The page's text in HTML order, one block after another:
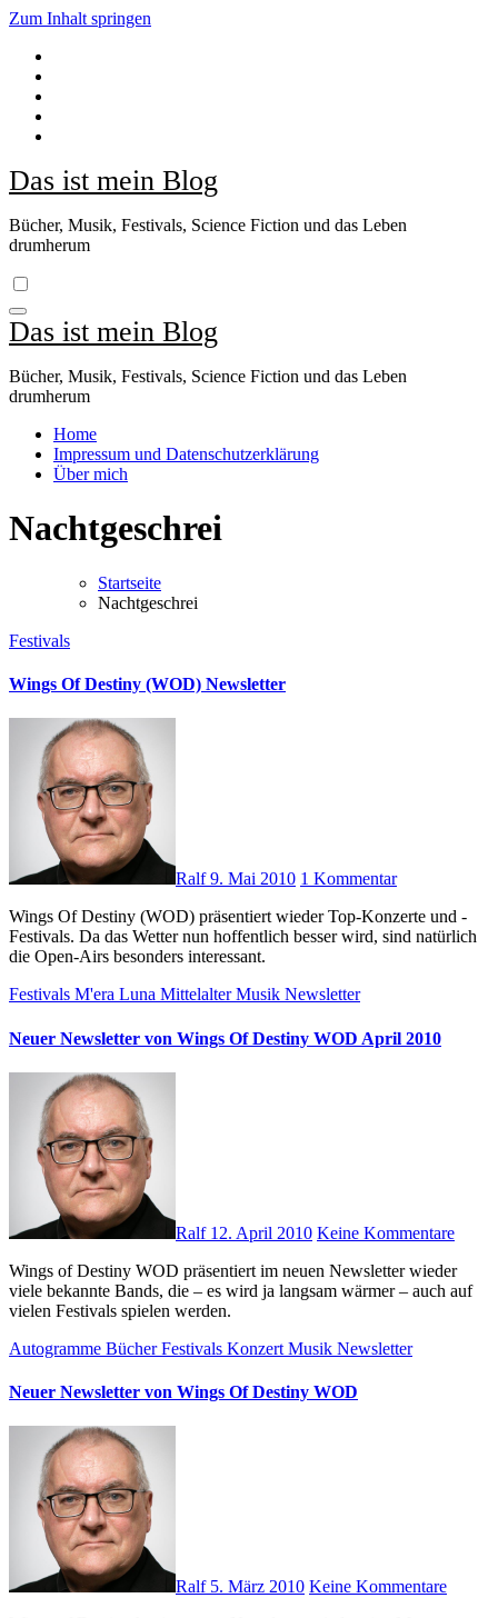
Zum Inhalt springen
Das ist mein Blog
Bücher, Musik, Festivals, Science Fiction und das Leben
drumherum
Das ist mein Blog
Bücher, Musik, Festivals, Science Fiction und das Leben
drumherum
Home
Impressum und Datenschutzerklärung
Über mich
Nachtgeschrei
Startseite
Nachtgeschrei
Festivals
Wings Of Destiny (WOD) Newsletter
Ralf9. Mai 2010 1 Kommentar
Wings Of Destiny (WOD) präsentiert wieder Top-Konzerte und -
Festivals. Da das Wetter nun hoffentlich besser wird, sind natürlich
die Open-Airs besonders interessant.
Festivals M'era Luna MittelalterMusik Newsletter
Neuer Newsletter von Wings Of Destiny WOD April 2010
Ralf 12. April 2010 Keine Kommentare
Wings of Destiny WOD präsentiert im neuen Newsletter wieder
viele bekannte Bands, die – es wird ja langsam wärmer – auch auf
vielen Festivals spielen werden.
Autogramme BücherFestivals Konzert Musik Newsletter
Neuer Newsletter von Wings Of Destiny WOD
Ralf 5. März 2010 Keine Kommentare